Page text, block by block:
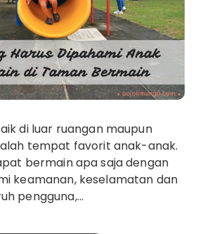
tempat favorit anak-anak.
bermain apa saja dengan
keamanan, keselamatan dan
pengguna,…